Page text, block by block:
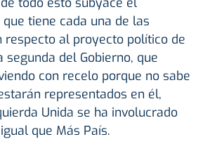
tiene cada una de las
respecto al proyecto político de
segunda del Gobierno, que
con recelo porque no sabe
representados en él,
Unida se ha involucrado
que Más País.